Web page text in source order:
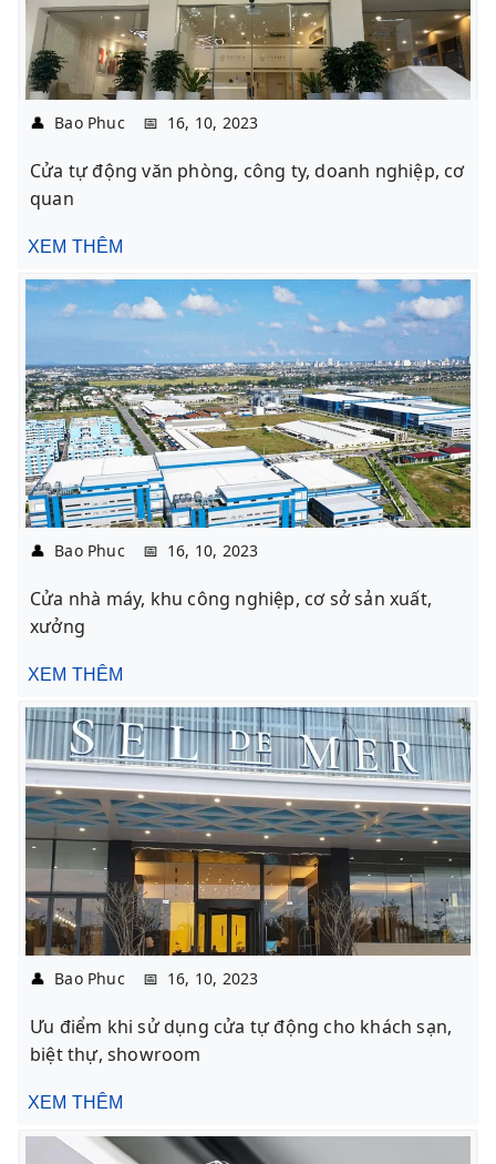
👤 Bao Phuc 📅 16, 10, 2023
Cửa tự động văn phòng, công ty, doanh nghiệp, cơ
quan
XEM THÊM
👤 Bao Phuc 📅 16, 10, 2023
Cửa nhà máy, khu công nghiệp, cơ sở sản xuất,
xưởng
XEM THÊM
👤 Bao Phuc 📅 16, 10, 2023
Ưu điểm khi sử dụng cửa tự động cho khách sạn,
biệt thự, showroom
XEM THÊM